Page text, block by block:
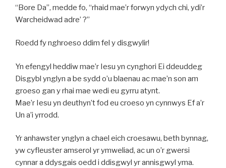
“Bore Da”, medde fo, “rhaid mae’r forwyn ydych chi, ydi’r
Warcheidwad adre’ ?”
Roedd fy nghroeso ddim fel y disgwylir!
Yn efengyl heddiw mae’r Iesu yn cynghori Ei ddeuddeg
Disgybl ynglyn a be sydd o’u blaenau ac mae’n son am
groeso gan y rhai mae wedi eu gyrru atynt.
Mae’r Iesu yn deuthyn’t fod eu croeso yn cynnwys Ef a’r
Un a’i yrrodd.
Yr anhawster ynglyn a chael eich croesawu, beth bynnag,
yw cyfleuster amserol yr ymweliad, ac un o’r gwersi
cynnar a ddysgais oedd i ddisgwyl yr annisgwyl yma.